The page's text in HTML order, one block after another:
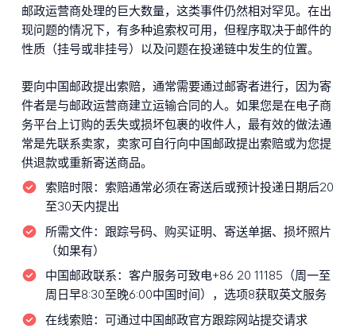
邮政运营商处理的巨大数量，这类事件仍然相对罕见。在出
现问题的情况下，有多种追索权可用，但程序取决于邮件的
性质（挂号或非挂号）以及问题在投递链中发生的位置。
要向中国邮政提出索赔，通常需要通过邮寄者进行，因为寄
件者是与邮政运营商建立运输合同的人。如果您是在电子商
务平台上订购的丢失或损坏包裹的收件人，最有效的做法通
常是先联系卖家，卖家可自行向中国邮政提出索赔或为您提
供退款或重新寄送商品。
索赔时限： 索赔通常必须在寄送后或预计投递日期后20
至30天内提出
所需文件： 跟踪号码、购买证明、寄送单据、损坏照片
（如果有）
中国邮政联系： 客户服务可致电+86 20 11185（周一至
周日早8:30至晚6:00中国时间），选项8获取英文服务
在线索赔： 可通过中国邮政官方跟踪网站提交请求